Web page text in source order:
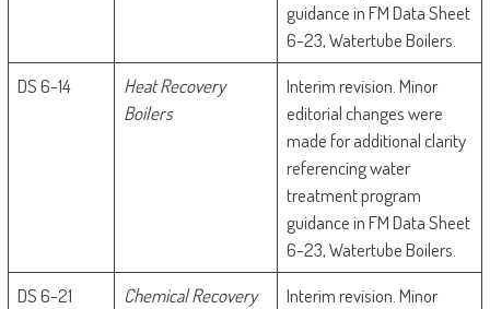
guidance in FM Data Sheet
6-23, Watertube Boilers.
DS 6-14
Heat Recovery
Boilers
Interim revision. Minor
editorial changes were
made for additional clarity
referencing water
treatment program
guidance in FM Data Sheet
6-23, Watertube Boilers.
DS 6-21
Chemical Recovery
Interim revision. Minor